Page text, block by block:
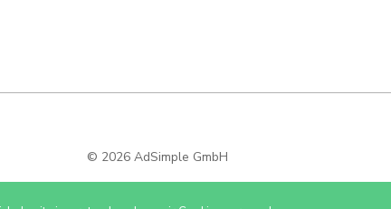
© 2026 AdSimple GmbH